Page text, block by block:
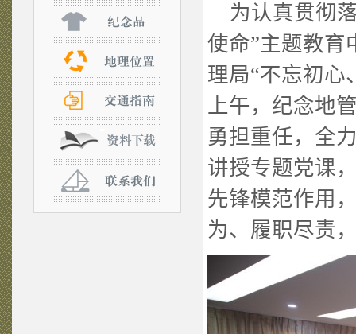
为认真贯彻
使命”主题教育
理局“不忘初心
上午，纪念地
勇担重任，全
讲授专题党课
先锋模范作用
为、履职尽责